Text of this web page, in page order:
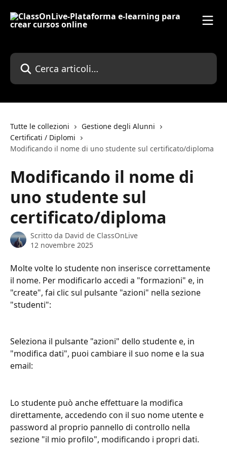
Cerca articoli…
Tutte le collezioni
Gestione degli Alunni
Certificati / Diplomi
Modificando il nome di uno studente sul certificato/diploma
Modificando il nome di
uno studente sul
certificato/diploma
Scritto da David de ClassOnLive
12 novembre 2025
Molte volte lo studente non inserisce correttamente
il nome. Per modificarlo accedi a "formazioni" e, in
"create", fai clic sul pulsante "azioni" nella sezione
"studenti":
Seleziona il pulsante "azioni" dello studente e, in
"modifica dati", puoi cambiare il suo nome e la sua
email:
Lo studente può anche effettuare la modifica
direttamente, accedendo con il suo nome utente e
password al proprio pannello di controllo nella
sezione "il mio profilo", modificando i propri dati.